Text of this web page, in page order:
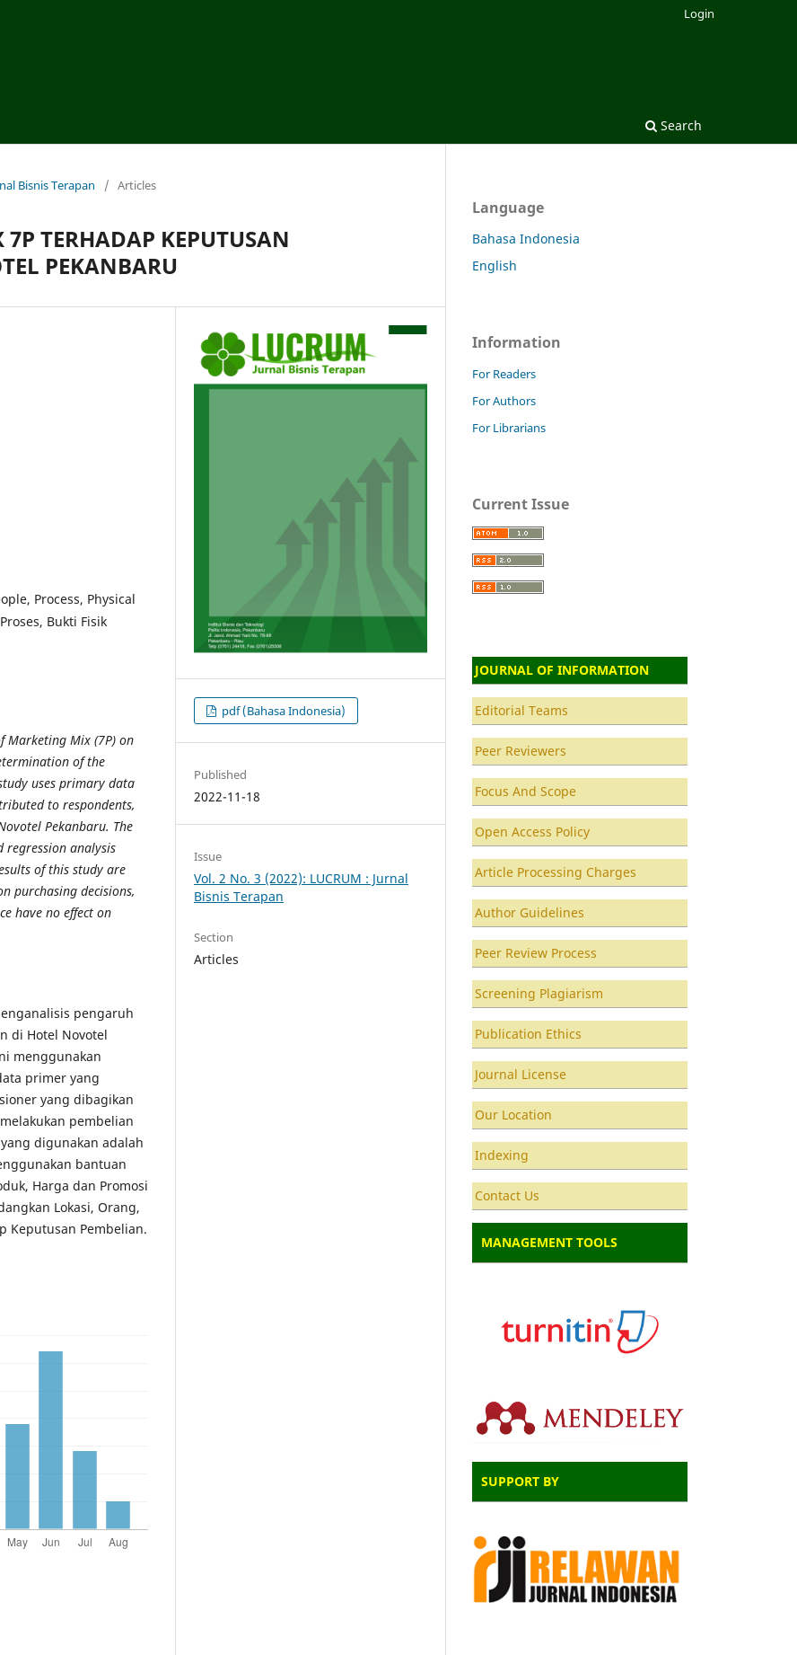
Search
Login
Bisnis Terapan / Articles
TERHADAP KEPUTUSAN
PEKANBARU
Process, Physical
Bukti Fisik
Marketing Mix (7P) on
of the
uses primary data
to respondents,
Pekanbaru. The
regression analysis
of this study are
purchasing decisions,
have no effect on
pengaruh
di Hotel Novotel
menggunakan
primer yang
yang dibagikan
pembelian
digunakan adalah
bantuan
Harga dan Promosi
Lokasi, Orang,
Keputusan Pembelian.
pdf (Bahasa Indonesia)
Published
2022-11-18
Issue
Vol. 2 No. 3 (2022): LUCRUM : Jurnal
Bisnis Terapan
Section
Articles
Language
Bahasa Indonesia
English
Information
For Readers
For Authors
For Librarians
Current Issue
JOURNAL OF INFORMATION
Editorial Teams
Peer Reviewers
Focus And Scope
Open Access Policy
Article Processing Charges
Author Guidelines
Peer Review Process
Screening Plagiarism
Publication Ethics
Journal License
Our Location
Indexing
Contact Us
MANAGEMENT TOOLS
SUPPORT BY